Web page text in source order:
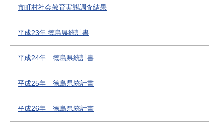
市町村社会教育実態調査結果
平成23年 徳島県統計書
平成24年 徳島県統計書
平成25年 徳島県統計書
平成26年 徳島県統計書